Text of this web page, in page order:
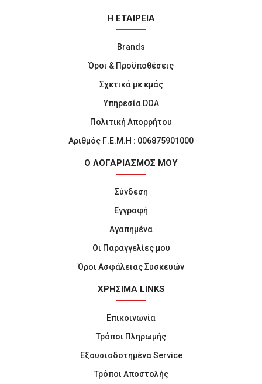
Η ΕΤΑΙΡΕΙΑ
Brands
Όροι & Προϋποθέσεις
Σχετικά με εμάς
Υπηρεσία DOA
Πολιτική Απορρήτου
Αριθμός Γ.Ε.Μ.Η : 006875901000
Ο ΛΟΓΑΡΙΑΣΜΟΣ ΜΟΥ
Σύνδεση
Εγγραφή
Αγαπημένα
Οι Παραγγελίες μου
Όροι Ασφάλειας Συσκευών
ΧΡΗΣΙΜΑ LINKS
Επικοινωνία
Τρόποι Πληρωμής
Εξουσιοδοτημένα Service
Τρόποι Αποστολής